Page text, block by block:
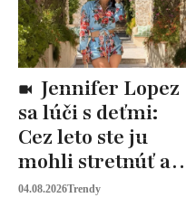
sa lúči s deťmi:
Cez leto ste ju
mohli stretnúť aj
vy!
04.08.2026Trendy